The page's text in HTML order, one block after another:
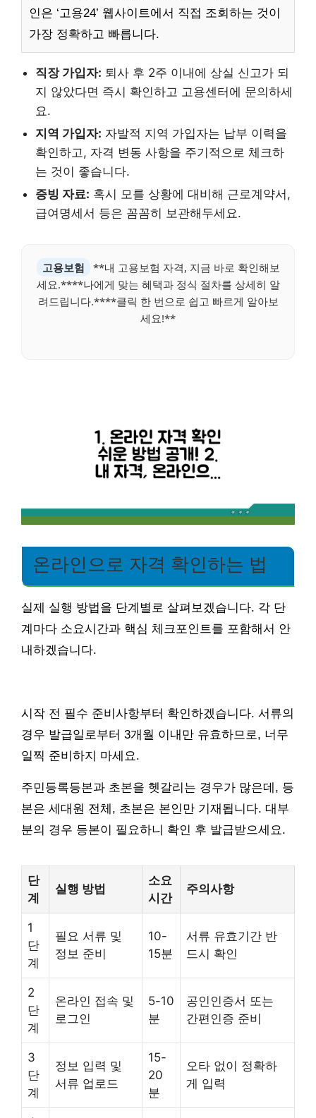
인은 ‘고용24’ 웹사이트에서 직접 조회하는 것이
가장 정확하고 빠릅니다.
직장 가입자: 퇴사 후 2주 이내에 상실 신고가 되
지 않았다면 즉시 확인하고 고용센터에 문의하세
요.
지역 가입자: 자발적 지역 가입자는 납부 이력을
확인하고, 자격 변동 사항을 주기적으로 체크하
는 것이 좋습니다.
증빙 자료: 혹시 모를 상황에 대비해 근로계약서,
급여명세서 등은 꼼꼼히 보관해두세요.
고용보험
**내 고용보험 자격, 지금 바로 확인해보
세요.****나에게 맞는 혜택과 정식 절차를 상세히 알
려드립니다.****클릭 한 번으로 쉽고 빠르게 알아보
세요!**
온라인으로 자격 확인하는 법
실제 실행 방법을 단계별로 살펴보겠습니다. 각 단
계마다 소요시간과 핵심 체크포인트를 포함해서 안
내하겠습니다.
시작 전 필수 준비사항부터 확인하겠습니다. 서류의
경우 발급일로부터 3개월 이내만 유효하므로, 너무
일찍 준비하지 마세요.
주민등록등본과 초본을 헷갈리는 경우가 많은데, 등
본은 세대원 전체, 초본은 본인만 기재됩니다. 대부
분의 경우 등본이 필요하니 확인 후 발급받으세요.
단
계
실행 방법
소요
시간
주의사항
1
단
계
필요 서류 및
정보 준비
10-
15분
서류 유효기간 반
드시 확인
2
단
계
온라인 접속 및
로그인
5-10
분
공인인증서 또는
간편인증 준비
3
단
계
정보 입력 및
서류 업로드
15-
20
분
오타 없이 정확하
게 입력